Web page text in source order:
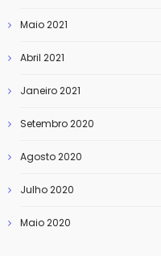
Maio 2021
Abril 2021
Janeiro 2021
Setembro 2020
Agosto 2020
Julho 2020
Maio 2020